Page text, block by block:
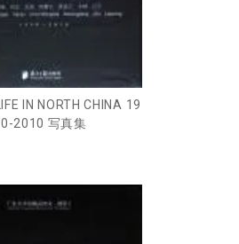
IN NORTH CHINA 19
2010 写真集